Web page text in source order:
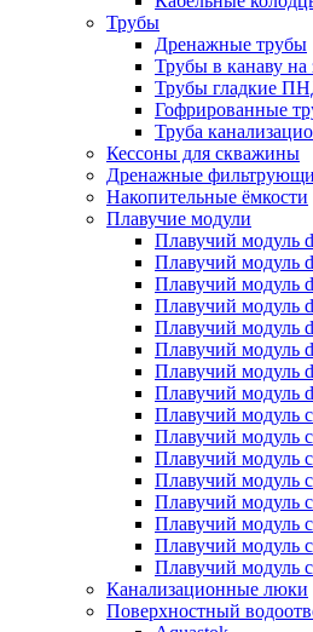
Трубы
Дренажные трубы
Трубы в канаву на
Трубы гладкие
Гофрированные
Труба
Кессоны для скважины
Дренажные
Накопительные ёмкости
Плавучие модули
Плавучий модуль
Плавучий модуль
Плавучий модуль
Плавучий модуль
Плавучий модуль
Плавучий модуль
Плавучий модуль
Плавучий модуль
Плавучий модуль
Плавучий модуль
Плавучий модуль
Плавучий модуль
Плавучий модуль
Плавучий модуль
Плавучий модуль
Плавучий модуль
Канализационные люки
Поверхностный